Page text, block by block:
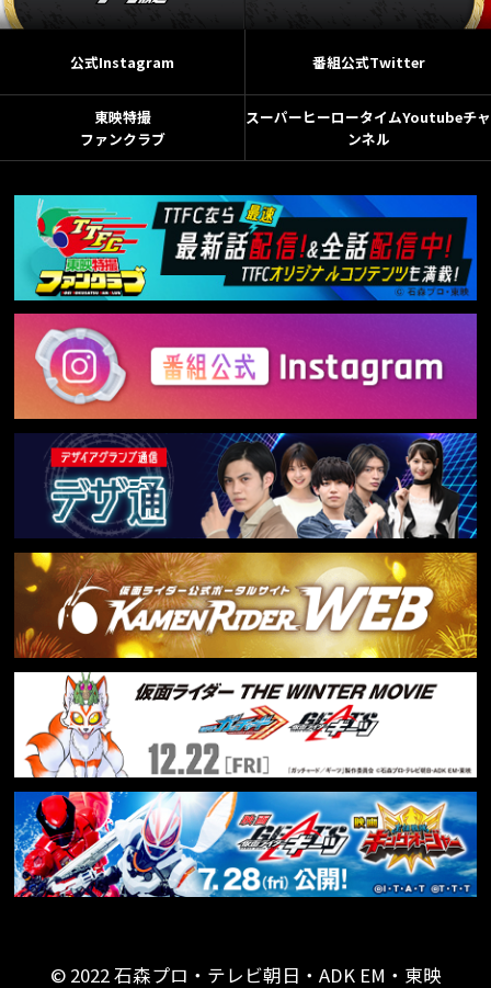
公式Instagram 番組公式Twitter
東映特撮
ファンクラブ
スーパーヒーロータイムYoutubeチャ
ンネル
© 2022 石森プロ・テレビ朝日・ADK EM・東映